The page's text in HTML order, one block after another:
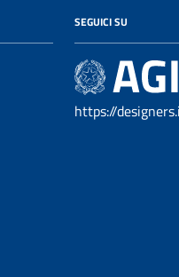
SEGUICI SU
https://